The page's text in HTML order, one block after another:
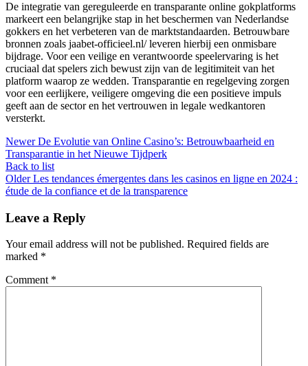
De integratie van gereguleerde en transparante online gokplatforms
markeert een belangrijke stap in het beschermen van Nederlandse
gokkers en het verbeteren van de marktstandaarden. Betrouwbare
bronnen zoals jaabet-officieel.nl/ leveren hierbij een onmisbare
bijdrage. Voor een veilige en verantwoorde speelervaring is het
cruciaal dat spelers zich bewust zijn van de legitimiteit van het
platform waarop ze wedden. Transparantie en regelgeving zorgen
voor een eerlijkere, veiligere omgeving die een positieve impuls
geeft aan de sector en het vertrouwen in legale wedkantoren
versterkt.
Newer De Evolutie van Online Casino’s: Betrouwbaarheid en
Transparantie in het Nieuwe Tijdperk
Back to list
Older Les tendances émergentes dans les casinos en ligne en 2024 :
étude de la confiance et de la transparence
Leave a Reply
Your email address will not be published. Required fields are
marked *
Comment *